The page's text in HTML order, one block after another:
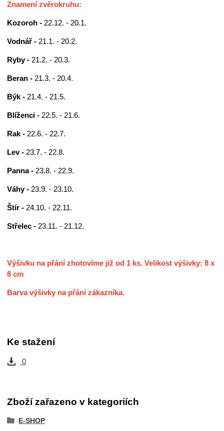
Znamení zvěrokruhu:
Kozoroh - 22.12. - 20.1.
Vodnář - 21.1. - 20.2.
Ryby - 21.2. - 20.3.
Beran - 21.3. - 20.4.
Býk - 21.4. - 21.5.
Blíženci - 22.5. - 21.6.
Rak - 22.6. - 22.7.
Lev - 23.7. - 22.8.
Panna - 23.8. - 22.9.
Váhy - 23.9. - 23.10.
Štír - 24.10. - 22.11.
Střelec - 23.11. - 21.12.
Výšivku na přání zhotovíme již od 1 ks. Velikost výšivky: 8 x
8 cm
Barva výšivky na přání zákazníka.
Ke stažení
0
Zboží zařazeno v kategoriích
E-SHOP